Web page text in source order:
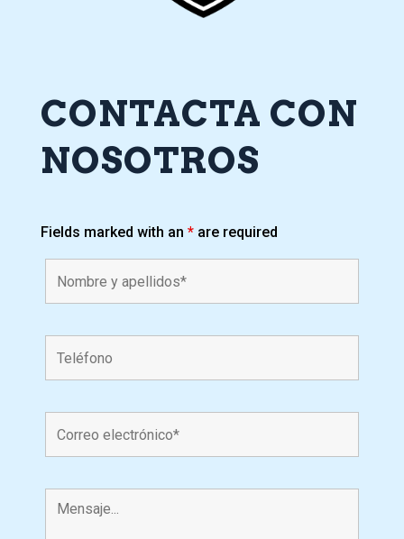
CONTACTA CON
NOSOTROS
Fields marked with an *are required